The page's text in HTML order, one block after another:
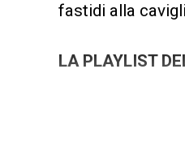
fastidi alla
LA PLAYLIST